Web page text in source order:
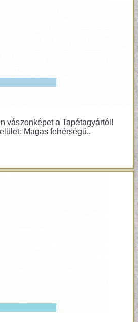
vászonképet a Tapétagyártól!
Magas fehérségű..